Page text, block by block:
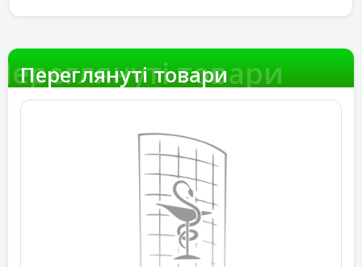
товари
Переглянуті товари